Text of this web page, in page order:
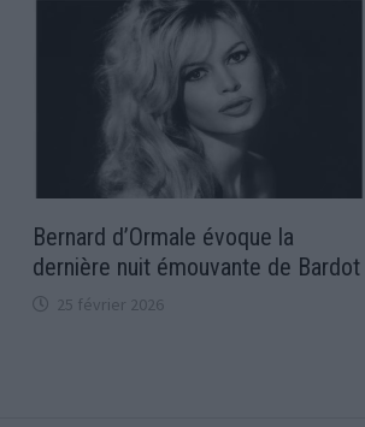
Bernard d’Ormale évoque la
dernière nuit émouvante de Bardot
25 février 2026